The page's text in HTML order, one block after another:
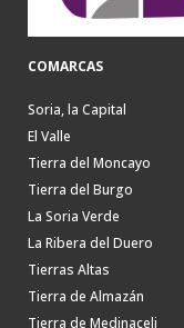
COMARCAS
Soria, la Capital
El Valle
Tierra del Moncayo
Tierra del Burgo
La Soria Verde
La Ribera del Duero
Tierras Altas
Tierra de Almazán
Tierra de Medinaceli